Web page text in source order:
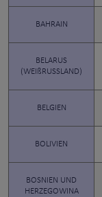
BAHRAIN
BELARUS
(WEIßRUSSLAND)
BELGIEN
BOLIVIEN
BOSNIEN UND
HERZEGOWINA